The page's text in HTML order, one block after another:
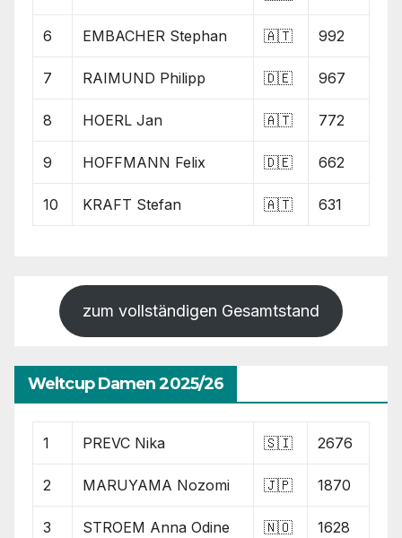
6 EMBACHER Stephan 🇦🇹 992
7 RAIMUND Philipp 🇩🇪 967
8 HOERL Jan 🇦🇹 772
9 HOFFMANN Felix 🇩🇪 662
10 KRAFT Stefan 🇦🇹 631
zum vollständigen Gesamtstand
Weltcup Damen 2025/26
1 PREVC Nika 🇸🇮 2676
2 MARUYAMA Nozomi 🇯🇵 1870
3 STROEM Anna Odine 🇳🇴 1628